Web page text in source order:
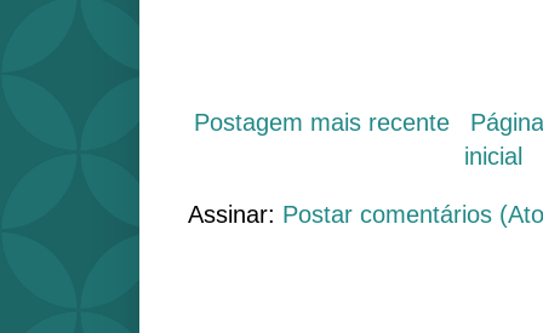
Postagem mais recente
inicial
Assinar: Postar comentários